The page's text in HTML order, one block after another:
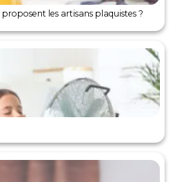
proposent les artisans plaquistes ?